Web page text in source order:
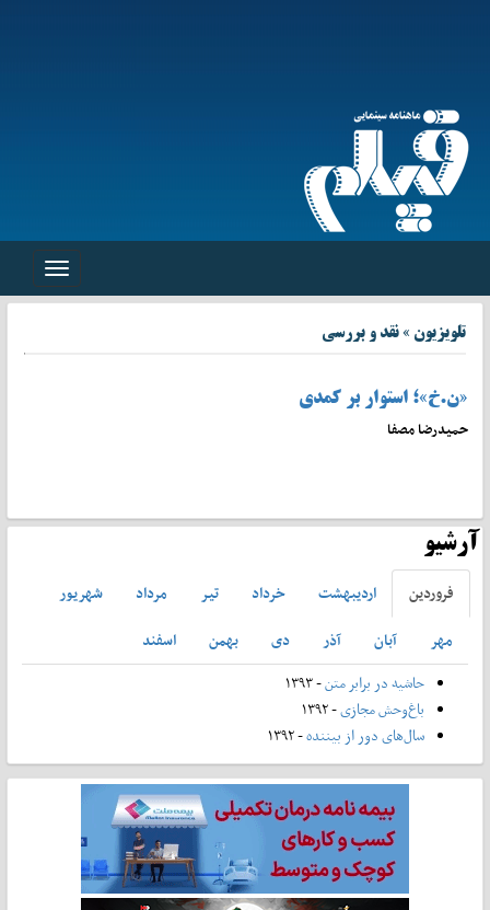
Toggle
تلویزیون » نقد و بررسی
«ن.خ»؛ استوار بر کمدی
حمیدرضا مصفا
آرشیو
فروردين ارديبهشت خرداد تير مرداد
شهريور
مهر
آبان آذر دی بهمن
اسفند
حاشیه در برابر متن- ۱۳۹۳
باغ‌وحش مجازی- ۱۳۹۲
سال‌های دور از بیننده- ۱۳۹۲